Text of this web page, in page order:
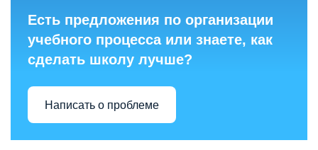
Есть предложения по организации
учебного процесса или знаете, как
сделать школу лучше?
Написать о проблеме